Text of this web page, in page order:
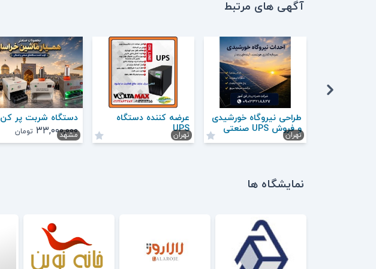
آگهی های مرتبط
طراحی نیروگاه خورشیدی
و فروش UPS صنعتی
تهران
عرضه کننده دستگاه
UPS
تهران
دستگاه شربت پر کن
۳۳,۰۰۰,۰۰۰ تومان مشهد
نمایشگاه ها